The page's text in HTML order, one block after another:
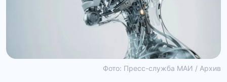
Фото: Пресс-служба МАИ / Архив